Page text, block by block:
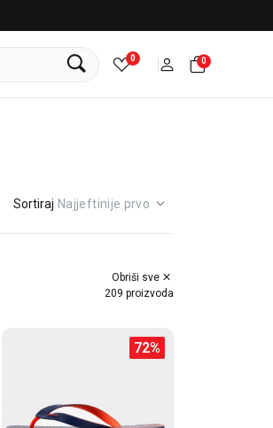
0 0
Sortiraj
209 proizvoda
Obriši sve
72%